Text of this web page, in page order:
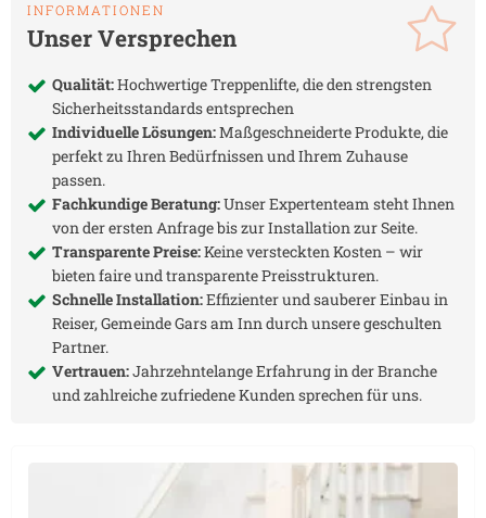
INFORMATIONEN
Unser Versprechen
Qualität:Hochwertige Treppenlifte, die den strengsten
Sicherheitsstandards entsprechen
Individuelle Lösungen:Maßgeschneiderte Produkte, die
perfekt zu Ihren Bedürfnissen und Ihrem Zuhause
passen.
Fachkundige Beratung:Unser Expertenteam steht Ihnen
von der ersten Anfrage bis zur Installation zur Seite.
Transparente Preise:Keine versteckten Kosten – wir
bieten faire und transparente Preisstrukturen.
Schnelle Installation:Effizienter und sauberer Einbau in
Reiser, Gemeinde Gars am Inndurch unsere geschulten
Partner.
Vertrauen:Jahrzehntelange Erfahrung in der Branche
und zahlreiche zufriedene Kunden sprechen für uns.